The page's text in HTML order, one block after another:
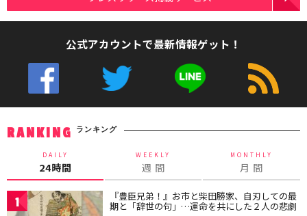
公式アカウントで最新情報ゲット！
RANKING ランキング
DAILY
24時間
WEEKLY
週 間
MONTHLY
月 間
1 『豊臣兄弟！』お市と柴田勝家、自刃しての最
期と「辞世の句」…運命を共にした２人の悲劇